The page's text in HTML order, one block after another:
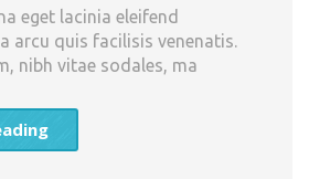
eget lacinia eleifend
arcu quis facilisis venenatis.
nibh vitae sodales, ma